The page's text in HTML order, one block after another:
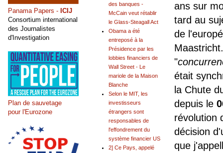
ans sur
tard au
de
"
était
la Chute
depuis le
révolution
décision
que
des banques -
McCain veut rétablir
le Glass-Steagall Act
Obama a été
entreposé à la
Présidence par les
lobbies financiers de
Wall Street - Le
mariole de la Maison
Blanche
Selon le MIT, les
investisseurs
étrangers sont
responsables de
l'effondrement du
système financier US
2] Ce Pays, appelé
Panama Papers - ICIJ
Consortium international
des Journalistes
d'Investigation
Plan de sauvetage
pour l'Eurozone